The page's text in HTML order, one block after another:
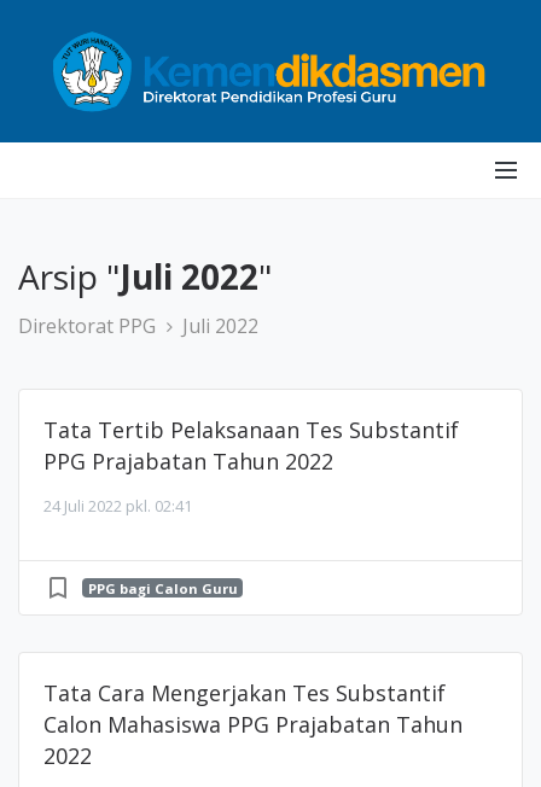
Arsip "Juli 2022"
Direktorat PPG Juli 2022
Tata Tertib Pelaksanaan Tes Substantif
PPG Prajabatan Tahun 2022
24 Juli 2022 pkl. 02:41
bookmark_border PPG bagi Calon Guru
Tata Cara Mengerjakan Tes Substantif
Calon Mahasiswa PPG Prajabatan Tahun
2022